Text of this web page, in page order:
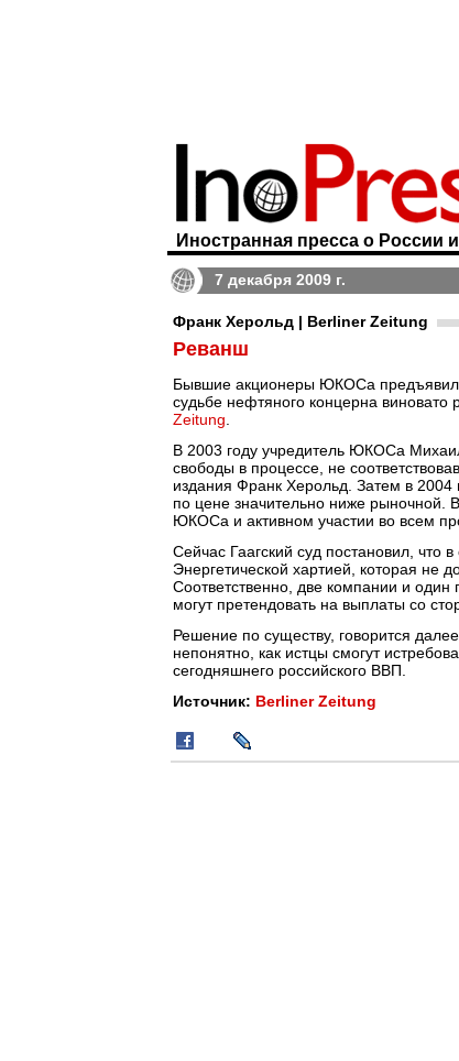
Иностранная пресса о России
7 декабря 2009 г.
Франк Херольд | Berliner Zeitung
Реванш
Бывшие акционеры ЮКОСа
судьбе нефтяного концерна виновато
Zeitung
В 2003 году учредитель ЮКОСа
свободы в процессе, не
издания Франк Херольд. Затем в
по цене значительно ниже рыночной.
ЮКОСа и активном участии во всем
Сейчас Гаагский суд постановил, что
Энергетической хартией, которая не
Соответственно, две компании и
могут претендовать на выплаты со
Решение по существу, говорится
непонятно, как истцы смогут
сегодняшнего российского ВВП.
Источник: Berliner Zeitung